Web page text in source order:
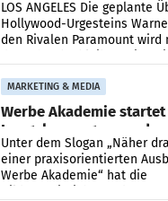
LOS ANGELES Die geplante
Hollywood-Urgesteins
den Rivalen Paramount wird
MARKETING & MEDIA
Werbe Akademie
Imagekampagne rund
Unter dem Slogan „Näher
einer praxisorientierten
Werbe Akademie“ hat die